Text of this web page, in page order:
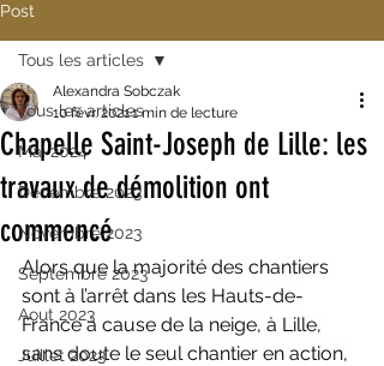
Post
Tous les articles
Mai 2024
Décembre 2023
Novembre 2023
Septembre 2023
Aout 2023
Juillet 2023
Tous les articles
Chapelle Saint-Joseph de Lille: les
travaux de démolition ont
commencé
Alexandra Sobczak
10 févr. 20211 min de lecture
Alors que la majorité des chantiers
sont à l’arrêt dans les Hauts-de-
France à cause de la neige, à Lille,
sans doute le seul chantier en action,